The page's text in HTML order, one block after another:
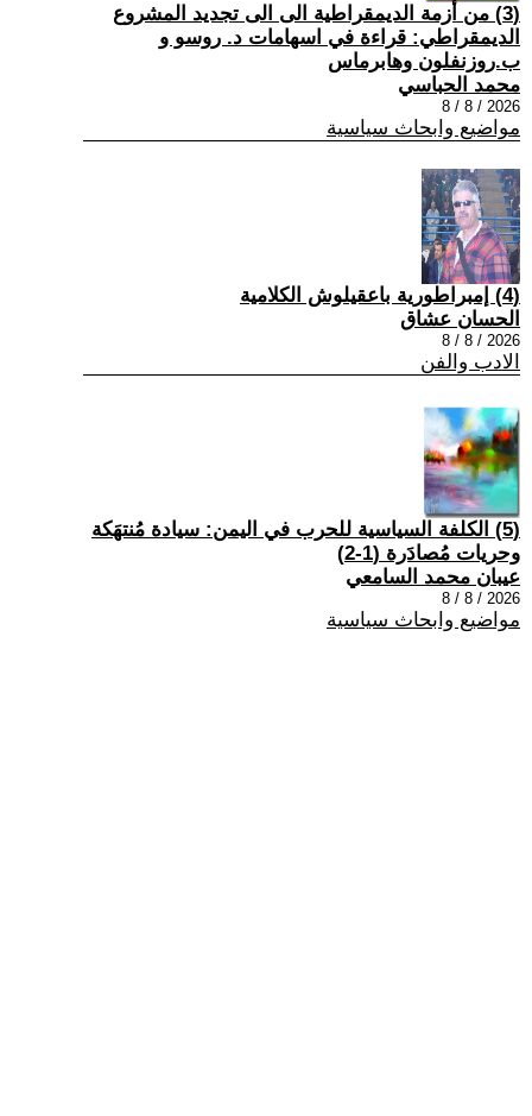
(3) من أزمة الديمقراطية الى الى تجديد المشروع
الديمقراطي: قراءة في اسهامات د. روسو و
ب.روزنفلون وهابرماس
محمد الحباسي
2026 / 8 / 8
مواضيع وابحاث سياسية
(4) إمبراطورية باعقيلوش الكلامية
الحسان عشاق
2026 / 8 / 8
الادب والفن
(5) الكلفة السياسية للحرب في اليمن: سيادة مُنتهَكة
وحريات مُصادَرة (1-2)
عيبان محمد السامعي
2026 / 8 / 8
مواضيع وابحاث سياسية